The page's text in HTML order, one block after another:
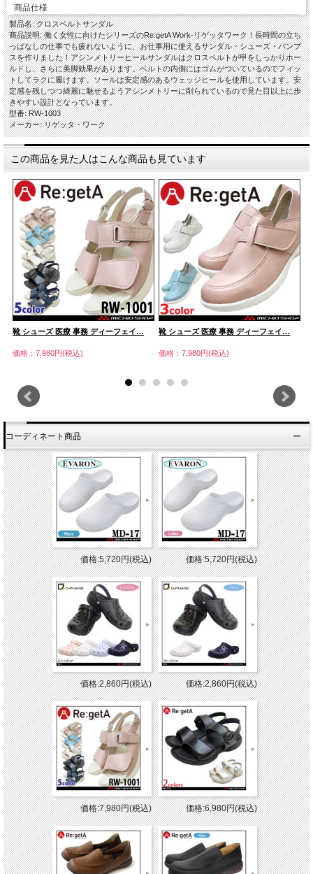
商品仕様
製品名: クロスベルトサンダル
商品説明: 働く女性に向けたシリーズのRe:getA Work-リゲッタワーク！長時間の立ち
っぱなしの仕事でも疲れないように、お仕事用に使えるサンダル・シューズ・パンプ
スを作りました！アシンメトリーヒールサンダルはクロスベルトが甲をしっかりホー
ルドし、さらに美脚効果があります。ベルトの内側にはゴムがついているのでフィッ
トしてラクに履けます。ソールは安定感のあるウェッジヒールを使用しています。安
定感を残しつつ綺麗に魅せるようアシンメトリーに削られているので見た目以上に歩
きやすい設計となっています。
型番: RW-1003
メーカー: リゲッタ・ワーク
この商品を見た人はこんな商品も見ています
靴 シューズ 医療 事務 ディーフェイ…
価格：7,980円(税込)
靴 シューズ 医療 事務 ディーフェイ…
価格：7,980円(税込)
コーディネート商品
価格:5,720円(税込) 価格:5,720円(税込)
価格:2,860円(税込) 価格:2,860円(税込)
価格:7,980円(税込) 価格:6,980円(税込)